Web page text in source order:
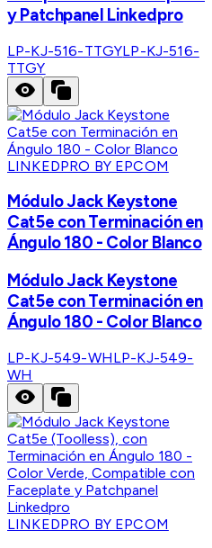
y Patchpanel Linkedpro
LP-KJ-516-TTGYLP-KJ-516-
TTGY
LINKEDPRO BY EPCOM
Módulo Jack Keystone
Cat5e con Terminación en
Ángulo 180 - Color Blanco
Módulo Jack Keystone
Cat5e con Terminación en
Ángulo 180 - Color Blanco
LP-KJ-549-WHLP-KJ-549-
WH
LINKEDPRO BY EPCOM